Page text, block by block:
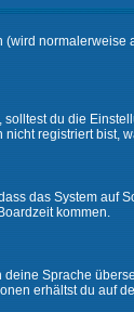
(wird normalerweise
du die
registriert bist,
das System auf
kommen.
Sprache
erhältst du auf